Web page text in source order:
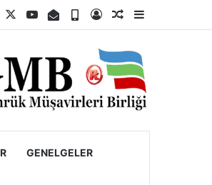
FacebookYouTubeE-PostaTelefonKayıt OlRastgele Makale
GENELGELER